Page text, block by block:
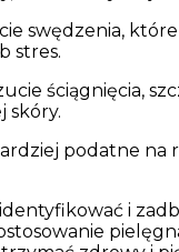
swędzenia,
stres.
ściągnięcia,
skóry.
podatne
i